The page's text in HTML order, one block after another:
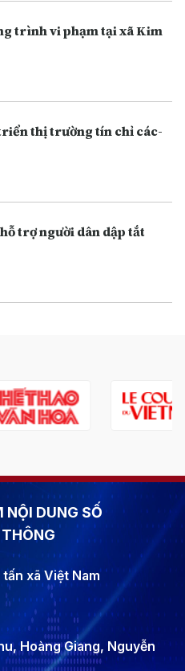
trình vi phạm tại xã Kim
thị trường tín chỉ các-
trợ người dân dập tắt
NỘI DUNG SỐ
xã Việt Nam
Hoàng Giang, Nguyễn